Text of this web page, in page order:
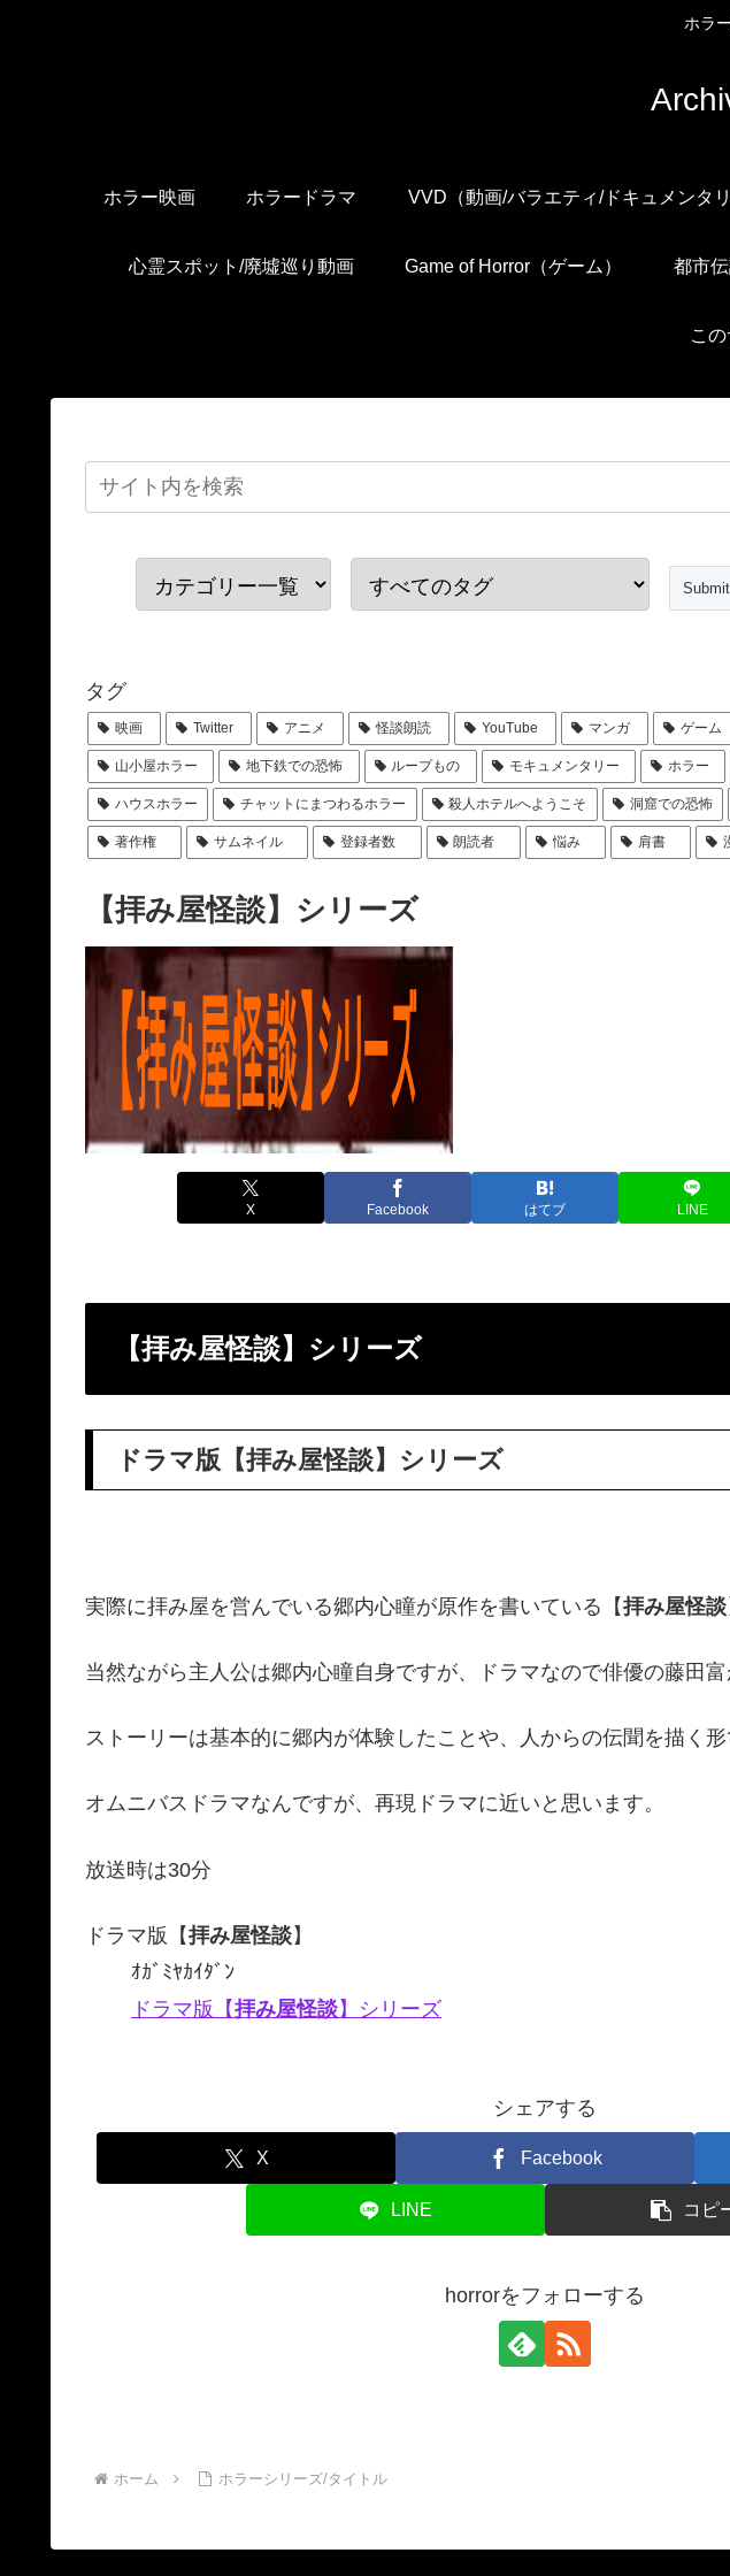
ホラ
ホラー映画 ホラードラマ VVD（動画/バラエティ/ドキュメンタリ
心霊スポット/廃墟巡り動画 Game of Horror（ゲーム） 都市
こ
タグ
映画 Twitter アニメ 怪談朗読 YouTube マンガ ゲーム
山小屋ホラー 地下鉄での恐怖 ループもの モキュメンタリー ホラー
ハウスホラー チャットにまつわるホラー 殺人ホテルへようこそ 洞窟での恐怖
著作権 サムネイル 登録者数 朗読者 悩み 肩書
【拝み屋怪談】シリーズ
X Facebook はてブ LINE
【拝み屋怪談】シリーズ
ドラマ版【拝み屋怪談】シリーズ
実際に拝み屋を営んでいる郷内心瞳が原作を書いている【拝み屋怪談
当然ながら主人公は郷内心瞳自身ですが、ドラマなので俳優の藤田富
ストーリーは基本的に郷内が体験したことや、人からの伝聞を描く形
オムニバスドラマなんですが、再現ドラマに近いと思います。
放送時は30分
ドラマ版【拝み屋怪談】
ｵｶﾞﾐﾔｶｲﾀﾞﾝ
ドラマ版【拝み屋怪談】シリーズ
シェアする
X Facebook
LINE コピ
horrorをフォローする
ホーム ホラーシリーズ/タイトル